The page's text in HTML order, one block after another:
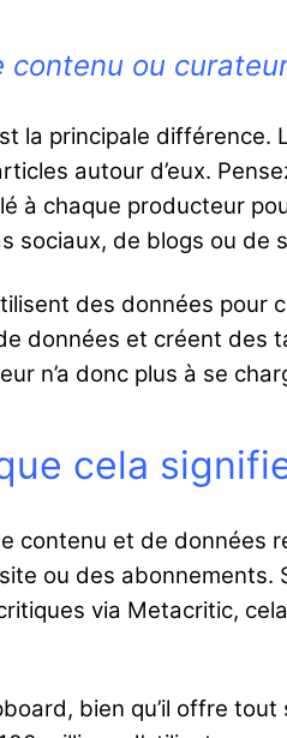
contenu ou
la principale
autour d’eux.
à chaque producteur
sociaux, de blogs ou de
des données pour
données et créent des
n’a donc plus à se
cela
contenu et de données
ou des
via Metacritic,
bien qu’il offre